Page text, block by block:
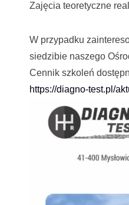
Zajęcia teoretyczne
W przypadku
siedzibie naszego
Cennik szkoleń
https://diagno-test.pl/